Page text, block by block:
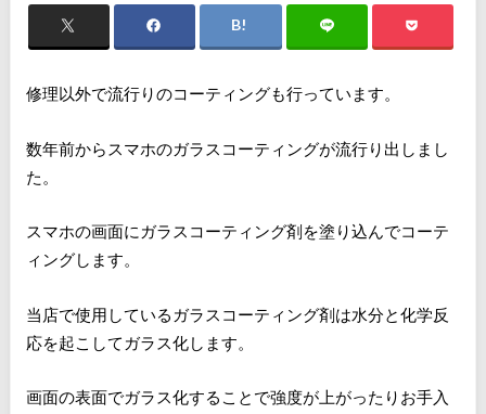
修理以外で流行りのコーティングも行っています。
数年前からスマホのガラスコーティングが流行り出しまし
た。
スマホの画面にガラスコーティング剤を塗り込んでコーテ
ィングします。
当店で使用しているガラスコーティング剤は水分と化学反
応を起こしてガラス化します。
画面の表面でガラス化することで強度が上がったりお手入